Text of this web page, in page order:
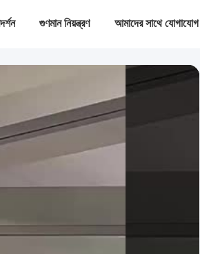
গুণমান নিয়ন্ত্রণ আমাদের সাথে যোগাযোগ